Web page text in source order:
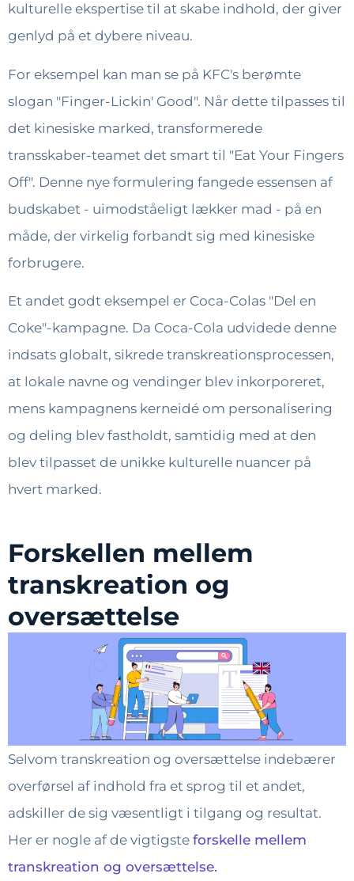
kulturelle ekspertise til at skabe indhold, der giver
genlyd på et dybere niveau.
For eksempel kan man se på KFC's berømte
slogan "Finger-Lickin' Good". Når dette tilpasses til
det kinesiske marked, transformerede
transskaber-teamet det smart til "Eat Your Fingers
Off". Denne nye formulering fangede essensen af
budskabet - uimodståeligt lækker mad - på en
måde, der virkelig forbandt sig med kinesiske
forbrugere.
Et andet godt eksempel er Coca-Colas "Del en
Coke"-kampagne. Da Coca-Cola udvidede denne
indsats globalt, sikrede transkreationsprocessen,
at lokale navne og vendinger blev inkorporeret,
mens kampagnens kerneidé om personalisering
og deling blev fastholdt, samtidig med at den
blev tilpasset de unikke kulturelle nuancer på
hvert marked.
Forskellen mellem
transkreation og
oversættelse
Selvom transkreation og oversættelse indebærer
overførsel af indhold fra et sprog til et andet,
adskiller de sig væsentligt i tilgang og resultat.
Her er nogle af de vigtigste forskelle mellem
transkreation og oversættelse.